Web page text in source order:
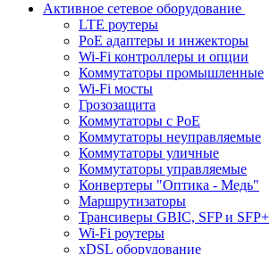
Активное сетевое оборудование
LTE роутеры
PoE адаптеры и инжекторы
Wi-Fi контроллеры и опции
Коммутаторы промышленные
Wi-Fi мосты
Грозозащита
Коммутаторы c PoE
Коммутаторы неуправляемые
Коммутаторы уличные
Коммутаторы управляемые
Конвертеры "Оптика - Медь"
Маршрутизаторы
Трансиверы GBIC, SFP и SFP+
Wi-Fi роутеры
xDSL оборудование